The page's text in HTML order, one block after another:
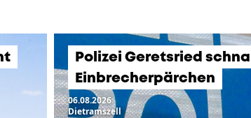
Polizei Geretsried
Einbrecherpärchen
06.08.2026
Dietramszell